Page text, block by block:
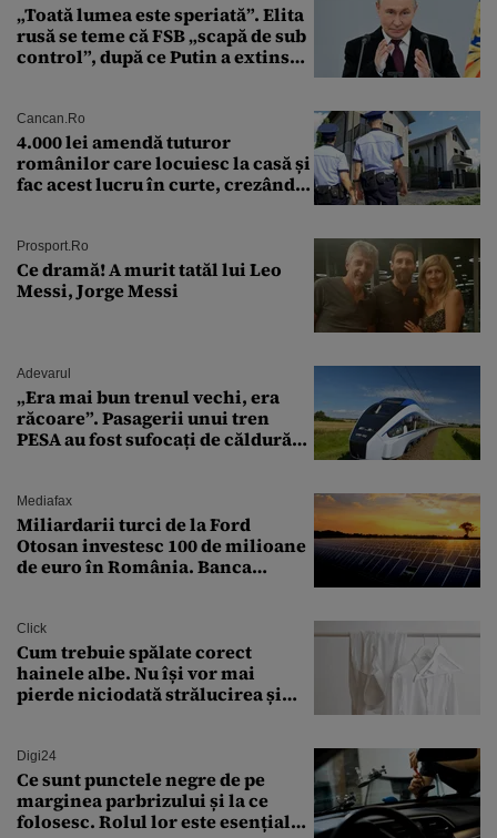
„Toată lumea este speriată”. Elita
rusă se teme că FSB „scapă de sub
control”, după ce Putin a extins
Cancan.ro
4.000 lei amendă tuturor
românilor care locuiesc la casă și
fac acest lucru în curte, crezând
Prosport.ro
Ce dramă! A murit tatăl lui Leo
Messi, Jorge Messi
Adevarul
„Era mai bun trenul vechi, era
răcoare”. Pasagerii unui tren
PESA au fost sufocați de căldură
Mediafax
Miliardarii turci de la Ford
Otosan investesc 100 de milioane
de euro în România. Banca
Click
Cum trebuie spălate corect
hainele albe. Nu își vor mai
pierde niciodată strălucirea și
Digi24
Ce sunt punctele negre de pe
marginea parbrizului și la ce
folosesc. Rolul lor este esențial